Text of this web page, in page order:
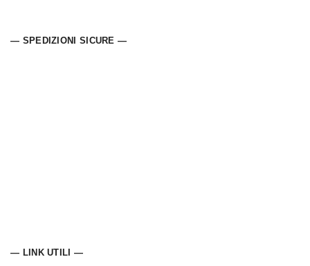
— SPEDIZIONI SICURE —
— LINK UTILI —